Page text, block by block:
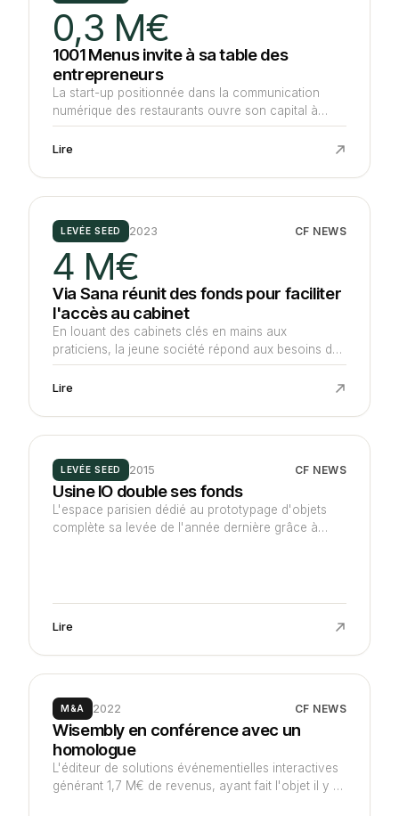
0,3 M€
1001 Menus invite à sa table des
entrepreneurs
La start-up positionnée dans la communication
numérique des restaurants ouvre son capital à
Kima Ventures et neuf entrepreneurs web pour 300
K€
Lire
LEVÉE SEED 2023 CF NEWS
4 M€
Via Sana réunit des fonds pour faciliter
l'accès au cabinet
En louant des cabinets clés en mains aux
praticiens, la jeune société répond aux besoins des
libéraux de se libérer de contraintes pratiques et
accélère son développement avec le soutien de
injectent environ 4 M€.
Lire
LEVÉE SEED 2015 CF NEWS
Usine IO double ses fonds
L'espace parisien dédié au prototypage d'objets
complète sa levée de l'année dernière grâce à
Lire
M&A 2022 CF NEWS
Wisembly en conférence avec un
homologue
L'éditeur de solutions événementielles interactives
générant 1,7 M€ de revenus, ayant fait l'objet il y a